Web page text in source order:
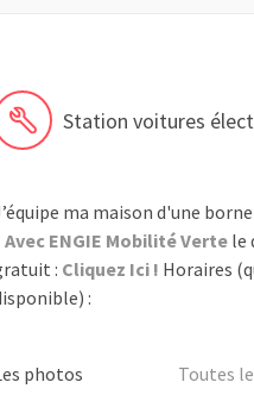
Station voitures
ma maison d'une
Avec ENGIE Mobilité Vertele
: Cliquez Ici ! Horaires
:
photos Toutes